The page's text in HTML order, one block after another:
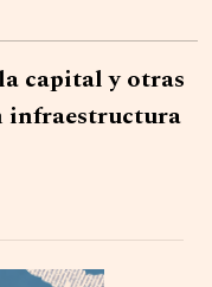
capital y otras
infraestructura